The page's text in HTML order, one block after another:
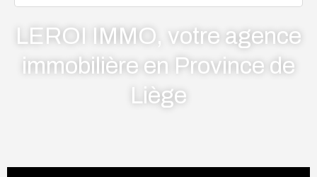
LEROI IMMO, votre agence
immobilière en Province de
Liège